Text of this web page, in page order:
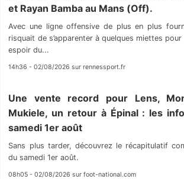
et Rayan Bamba au Mans (Off).
Avec une ligne offensive de plus en plus
risquait de s’apparenter à quelques miettes
espoir du...
14h36 - 02/08/2026 sur rennessport.fr
Une vente record pour Lens,
Mukiele, un retour à Épinal : les
samedi 1er août
Sans plus tarder, découvrez le récapitulatif
du samedi 1er août.
08h05 - 02/08/2026 sur foot-national.com